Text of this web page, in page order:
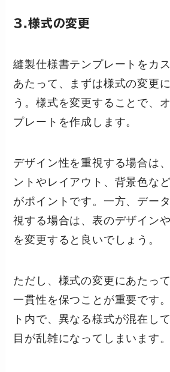
3.様式の変更
縫製仕様書テンプレートをカ
あたって、まずは様式の変更
う。様式を変更することで、
プレートを作成します。
デザイン性を重視する場合は
ントやレイアウト、背景色な
がポイントです。一方、デー
視する場合は、表のデザイン
を変更すると良いでしょう。
ただし、様式の変更にあたっ
一貫性を保つことが重要です
ト内で、異なる様式が混在し
目が乱雑になってしまいます。